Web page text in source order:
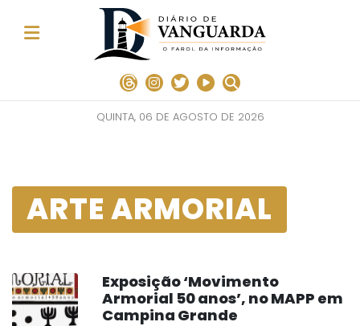
QUINTA, 06 DE AGOSTO DE 2026
ARTE ARMORIAL
Exposição ‘Movimento
Armorial 50 anos’, no MAPP em
Campina Grande